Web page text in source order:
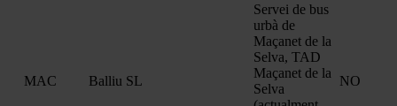
MAC Balliu SL
Servei de bus
urbà de
Maçanet de la
Selva, TAD
Maçanet de la
Selva
NO